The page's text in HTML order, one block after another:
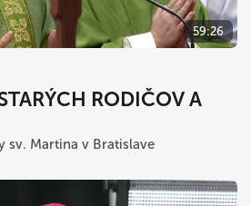
59:26
RODIČOV A
sv. Martina v Bratislave